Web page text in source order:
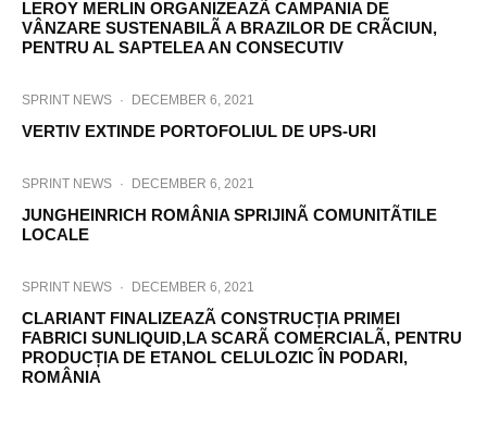
LEROY MERLIN ORGANIZEAZÃ CAMPANIA DE
VÂNZARE SUSTENABILÃ A BRAZILOR DE CRÃCIUN,
PENTRU AL SAPTELEA AN CONSECUTIV
SPRINT NEWS · DECEMBER 6, 2021
VERTIV EXTINDE PORTOFOLIUL DE UPS-URI
SPRINT NEWS · DECEMBER 6, 2021
JUNGHEINRICH ROMÂNIA SPRIJINÃ COMUNITÃTILE
LOCALE
SPRINT NEWS · DECEMBER 6, 2021
CLARIANT FINALIZEAZÃ CONSTRUCȚIA PRIMEI
FABRICI SUNLIQUID,LA SCARÃ COMERCIALÃ, PENTRU
PRODUCȚIA DE ETANOL CELULOZIC ÎN PODARI,
ROMÂNIA